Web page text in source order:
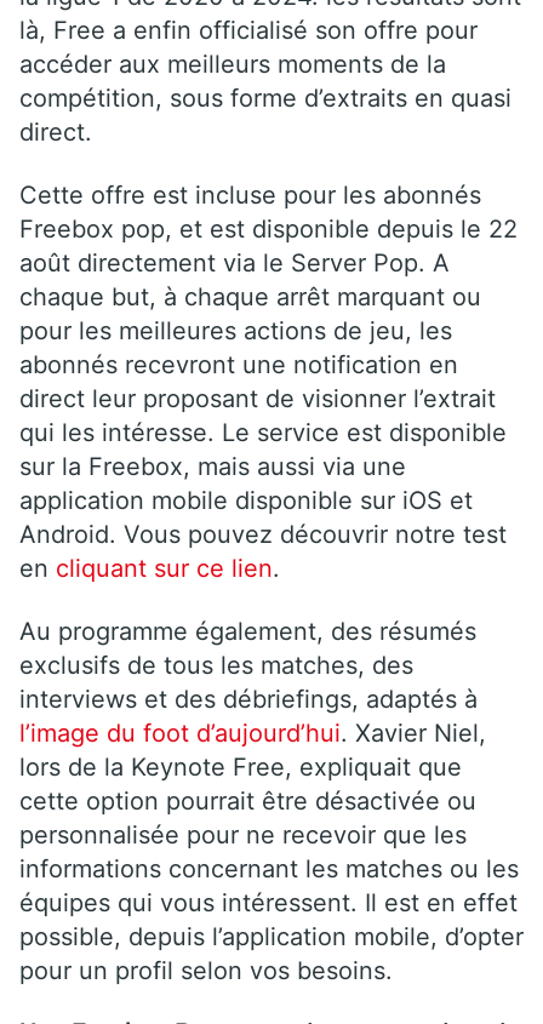
là, Free a enfin officialisé son offre pour
accéder aux meilleurs moments de la
compétition, sous forme d’extraits en quasi
direct.
Cette offre est incluse pour les abonnés
Freebox pop, et est disponible depuis le 22
août directement via le Server Pop. A
chaque but, à chaque arrêt marquant ou
pour les meilleures actions de jeu, les
abonnés recevront une notification en
direct leur proposant de visionner l’extrait
qui les intéresse. Le service est disponible
sur la Freebox, mais aussi via une
application mobile disponible sur iOS et
Android. Vous pouvez découvrir notre test
en cliquant sur ce lien.
Au programme également, des résumés
exclusifs de tous les matches, des
interviews et des débriefings, adaptés à
l’image du foot d’aujourd’hui. Xavier Niel,
lors de la Keynote Free, expliquait que
cette option pourrait être désactivée ou
personnalisée pour ne recevoir que les
informations concernant les matches ou les
équipes qui vous intéressent. Il est en effet
possible, depuis l’application mobile, d’opter
pour un profil selon vos besoins.